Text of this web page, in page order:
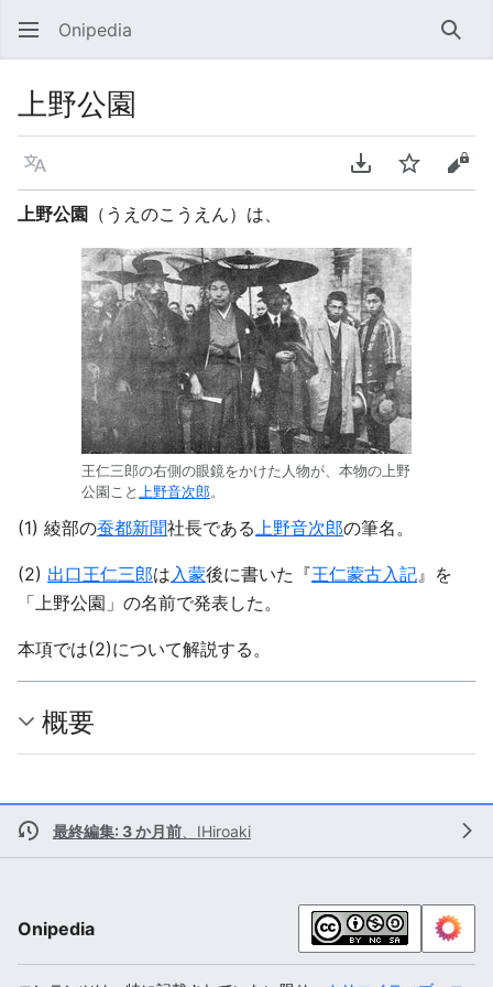
Onipedia 検索
上野公園
言語 PDFをダウンロ
ウォッチソ
上野公園 （うえのこうえん）は、
王仁三郎の右側の眼鏡をかけた人物が、本物の上野
公園こと 上野音次郎。
(1) 綾部の蚕都新聞社長である 上野音次郎の筆名。
(2) 出口王仁三郎は 入蒙後に書いた『王仁蒙古入記 』を
「上野公園」の名前で発表した。
本項では(2)について解説する。
概要
最終編集: 3 か月前 IHiroaki
Onipedia